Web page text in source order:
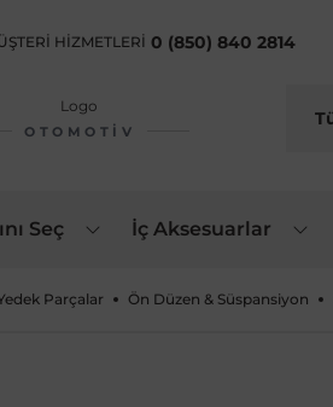
HİZMETLERİ 0 (850) 840 2814
OTOMOTIV
Seç İç Aksesuarlar
Parçalar Ön Düzen & Süspansiyon